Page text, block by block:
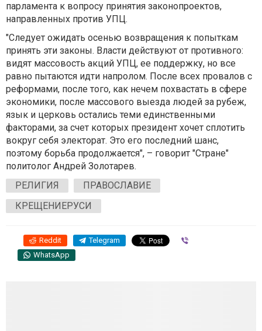
парламента к вопросу принятия законопроектов,
направленных против УПЦ.
"Следует ожидать осенью возвращения к попыткам
принять эти законы. Власти действуют от противного:
видят массовость акций УПЦ, ее поддержку, но все
равно пытаются идти напролом. После всех провалов с
реформами, после того, как нечем похвастать в сфере
экономики, после массового выезда людей за рубеж,
язык и церковь остались теми единственными
факторами, за счет которых президент хочет сплотить
вокруг себя электорат. Это его последний шанс,
поэтому борьба продолжается", – говорит "Стране"
политолог Андрей Золотарев.
РЕЛИГИЯ
ПРАВОСЛАВИЕ
КРЕЩЕНИЕРУСИ
Reddit Telegram
WhatsApp